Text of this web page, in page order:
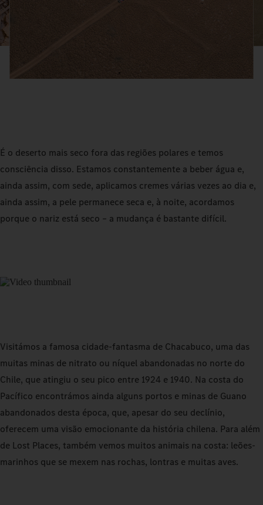
É o deserto mais seco fora das regiões polares e temos
consciência disso. Estamos constantemente a beber água e,
ainda assim, com sede, aplicamos cremes várias vezes ao dia e,
ainda assim, a pele permanece seca e, à noite, acordamos
porque o nariz está seco – a mudança é bastante difícil.
Visitámos a famosa cidade-fantasma de Chacabuco, uma das
muitas minas de nitrato ou níquel abandonadas no norte do
Chile, que atingiu o seu pico entre 1924 e 1940. Na costa do
Pacífico encontrámos ainda alguns portos e minas de Guano
abandonados desta época, que, apesar do seu declínio,
oferecem uma visão emocionante da história chilena. Para além
de Lost Places, também vemos muitos animais na costa: leões-
marinhos que se mexem nas rochas, lontras e muitas aves.